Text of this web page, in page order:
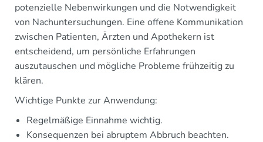
potenzielle Nebenwirkungen und die Notwendigkeit
von Nachuntersuchungen. Eine offene Kommunikation
zwischen Patienten, Ärzten und Apothekern ist
entscheidend, um persönliche Erfahrungen
auszutauschen und mögliche Probleme frühzeitig zu
klären.
Wichtige Punkte zur Anwendung:
Regelmäßige Einnahme wichtig.
Konsequenzen bei abruptem Abbruch beachten.